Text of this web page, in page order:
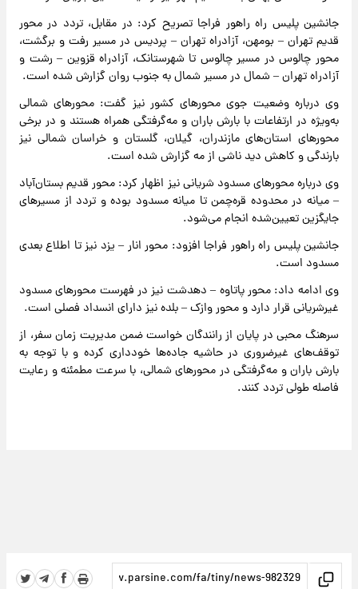
جانشین پلیس راه راهور فراجا تصریح کرد: در مقابل، تردد در محور
قدیم تهران – بومهن، آزادراه تهران – پردیس در مسیر رفت و برگشت،
محور چالوس در مسیر چالوس تا شهرستانک، آزادراه قزوین – رشت و
آزادراه تهران – شمال در مسیر شمال به جنوب روان گزارش شده است.
وی درباره وضعیت جوی محورهای کشور نیز گفت: محورهای شمالی
به‌ویژه در ارتفاعات با بارش باران و مه‌گرفتگی همراه هستند و در برخی
محورهای استان‌های مازندران، گیلان، گلستان و خراسان شمالی نیز
بارندگی و کاهش دید ناشی از مه گزارش شده است.
وی درباره محورهای مسدود شریانی نیز اظهار کرد: محور قدیم بستان‌آباد
– میانه در محدوده قره‌چمن تا میانه مسدود بوده و تردد از مسیرهای
جایگزین تعیین‌شده انجام می‌شود.
جانشین پلیس راه راهور فراجا افزود: محور انار – یزد نیز تا اطلاع بعدی
مسدود است.
وی ادامه داد: محور پاتاوه – دهدشت نیز در فهرست محورهای مسدود
غیرشریانی قرار دارد و محور وازک – بلده نیز دارای انسداد فصلی است.
سرهنگ محبی در پایان از رانندگان خواست ضمن مدیریت زمان سفر، از
توقف‌های غیرضروری در حاشیه جاده‌ها خودداری کرده و با توجه به
بارش باران و مه‌گرفتگی در محورهای شمالی، با سرعت مطمئنه و رعایت
فاصله طولی تردد کنند.